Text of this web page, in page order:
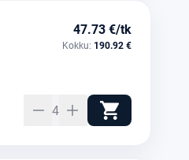
47.73 €/tk
Kokku: 190.92 €
4